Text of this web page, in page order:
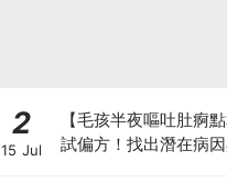
2
15 Jul
【毛孩半夜嘔吐肚痾
試偏方！找出潛在病